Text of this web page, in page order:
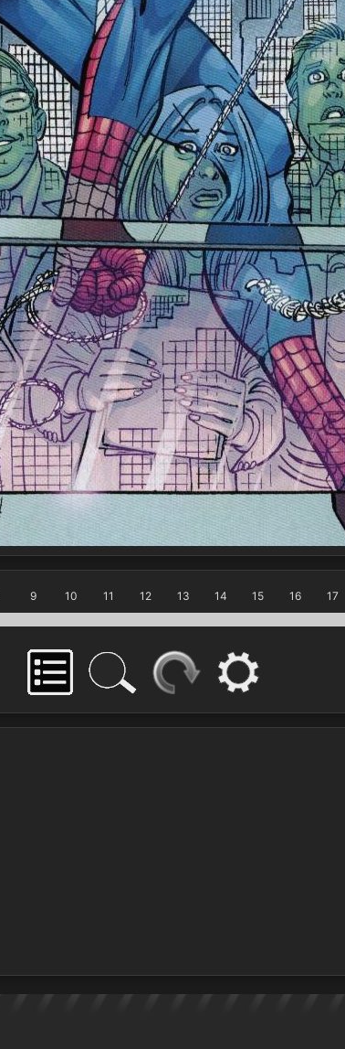
9 10 11 12 13 14 15 16 17